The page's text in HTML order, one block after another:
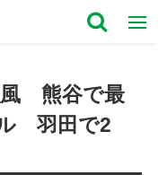
風 熊谷で最
羽田で2